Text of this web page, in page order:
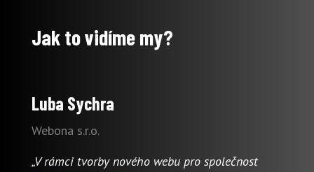
Jak to vidíme my?
Luba Sychra
Webona s.r.o.
„V rámci tvorby nového webu pro společnost